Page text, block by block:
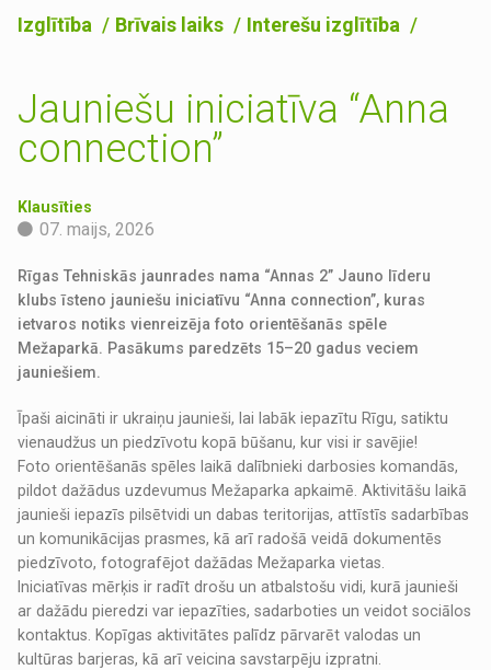
Izglītība Brīvais laiks Interešu izglītība
Jauniešu iniciatīva “Anna
connection”
Klausīties
07. maijs, 2026
Rīgas Tehniskās jaunrades nama “Annas 2” Jauno līderu
klubs īsteno jauniešu iniciatīvu “Anna connection”, kuras
ietvaros notiks vienreizēja foto orientēšanās spēle
Mežaparkā. Pasākums paredzēts 15–20 gadus veciem
jauniešiem.
Īpaši aicināti ir ukraiņu jaunieši, lai labāk iepazītu Rīgu, satiktu
vienaudžus un piedzīvotu kopā būšanu, kur visi ir savējie!
Foto orientēšanās spēles laikā dalībnieki darbosies komandās,
pildot dažādus uzdevumus Mežaparka apkaimē. Aktivitāšu laikā
jaunieši iepazīs pilsētvidi un dabas teritorijas, attīstīs sadarbības
un komunikācijas prasmes, kā arī radošā veidā dokumentēs
piedzīvoto, fotografējot dažādas Mežaparka vietas.
Iniciatīvas mērķis ir radīt drošu un atbalstošu vidi, kurā jaunieši
ar dažādu pieredzi var iepazīties, sadarboties un veidot sociālos
kontaktus. Kopīgas aktivitātes palīdz pārvarēt valodas un
kultūras barjeras, kā arī veicina savstarpēju izpratni.